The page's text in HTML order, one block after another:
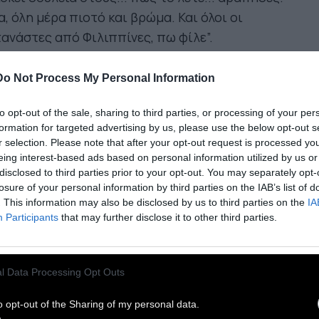
Not Process My Personal Information
opt-out of the sale, sharing to third parties, or processing of your
for targeted advertising by us, please use the below opt-out
selection. Please note that after your opt-out request is processed
interest-based ads based on personal information utilized by us
to third parties prior to your opt-out. You may separately
of your personal information by third parties on the IAB’s list of
This information may also be disclosed by us to third parties on the
Participants that may further disclose it to other third parties.
Data Processing Opt Outs
opt-out of the Sharing of my personal data.
όλη μέρα πιοτό και βρώμα. Και όλοι οι
από Φιλιππίνες, πω φίλε”.
βράδυ άκουγα την κουβέντα
αλλαξιές, δίχως φράγκο και πως
έχοντας κολλήσει σκορβούτο και
από το πολύμηνο ταξίδι στο πλοίο.
χρόνια σε αποθήκη ξεκοιλιάζοντας ψάρια
κοιμώμενοι σε πλαστικές λινάτσες... Σύλλογοι
σύλλογοι “προσφύγων μικρασιατών” ανά την
σύγχρονους πρόσφυγες. Ούτε το '90 όταν
στη χώρα κόσμος από τα Βαλκάνια ούτε το
όταν ερχόταν από την Ανατολή. Αυτοί οι